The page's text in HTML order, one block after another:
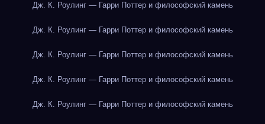
Дж. К. Роулинг — Гарри Поттер и философский камень
Дж. К. Роулинг — Гарри Поттер и философский камень
Дж. К. Роулинг — Гарри Поттер и философский камень
Дж. К. Роулинг — Гарри Поттер и философский камень
Дж. К. Роулинг — Гарри Поттер и философский камень